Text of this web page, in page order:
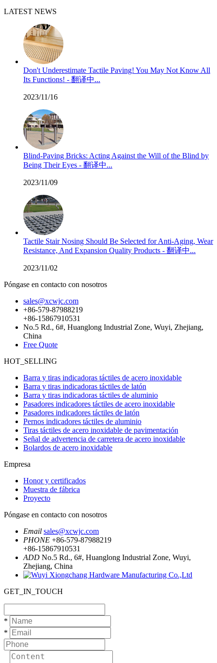
LATEST NEWS
Don't Underestimate Tactile Paving! You May Not Know All
Its Functions! - 翻译中...
2023/11/16
Blind-Paving Bricks: Acting Against the Will of the Blind by
Being Their Eyes - 翻译中...
2023/11/09
Tactile Stair Nosing Should Be Selected for Anti-Aging, Wear
Resistance, And Expansion Quality Products - 翻译中...
2023/11/02
Póngase en contacto con nosotros
sales@xcwjc.com
+86-579-87988219
+86-15867910531
No.5 Rd., 6#, Huanglong Industrial Zone, Wuyi, Zhejiang,
China
Free Quote
HOT_SELLING
Barra y tiras indicadoras táctiles de acero inoxidable
Barra y tiras indicadoras táctiles de latón
Barra y tiras indicadoras táctiles de aluminio
Pasadores indicadores táctiles de acero inoxidable
Pasadores indicadores táctiles de latón
Pernos indicadores táctiles de aluminio
Tiras táctiles de acero inoxidable de pavimentación
Señal de advertencia de carretera de acero inoxidable
Bolardos de acero inoxidable
Empresa
Honor y certificados
Muestra de fábrica
Proyecto
Póngase en contacto con nosotros
Email sales@xcwjc.com
PHONE +86-579-87988219
+86-15867910531
ADD No.5 Rd., 6#, Huanglong Industrial Zone, Wuyi,
Zhejiang, China
GET_IN_TOUCH
*
*